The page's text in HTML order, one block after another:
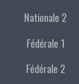
Nationale 2
Fédérale 1
Fédérale 2